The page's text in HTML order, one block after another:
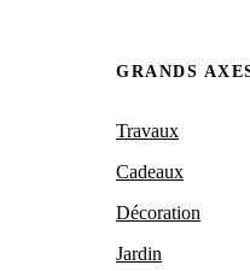
GRANDS
Travaux
Cadeaux
Décoration
Jardin